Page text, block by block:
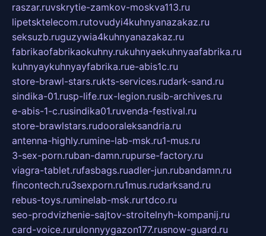
raszar.ruvskrytie-zamkov-moskva113.ru
lipetsktelecom.rutovudyi4kuhnyanazakaz.ru
seksuzb.ruguzywia4kuhnyanazakaz.ru
fabrikaofabrikaokuhny.rukuhnyaekuhnyaafabrika.ru
kuhnyaykuhnyayfabrika.rue-abis1c.ru
store-brawl-stars.rukts-services.rudark-sand.ru
sindika-01.rusp-life.rux-legion.rusib-archives.ru
e-abis-1-c.rusindika01.ruvenda-festival.ru
store-brawlstars.rudooraleksandria.ru
antenna-highly.rumine-lab-msk.ru1-mus.ru
3-sex-porn.ruban-damn.rupurse-factory.ru
viagra-tablet.rufasbags.ruadler-jun.rubandamn.ru
fincontech.ru3sexporn.ru1mus.rudarksand.ru
rebus-toys.ruminelab-msk.rurtdco.ru
seo-prodvizhenie-sajtov-stroitelnyh-kompanij.ru
card-voice.rurulonnyygazon177.rusnow-guard.ru